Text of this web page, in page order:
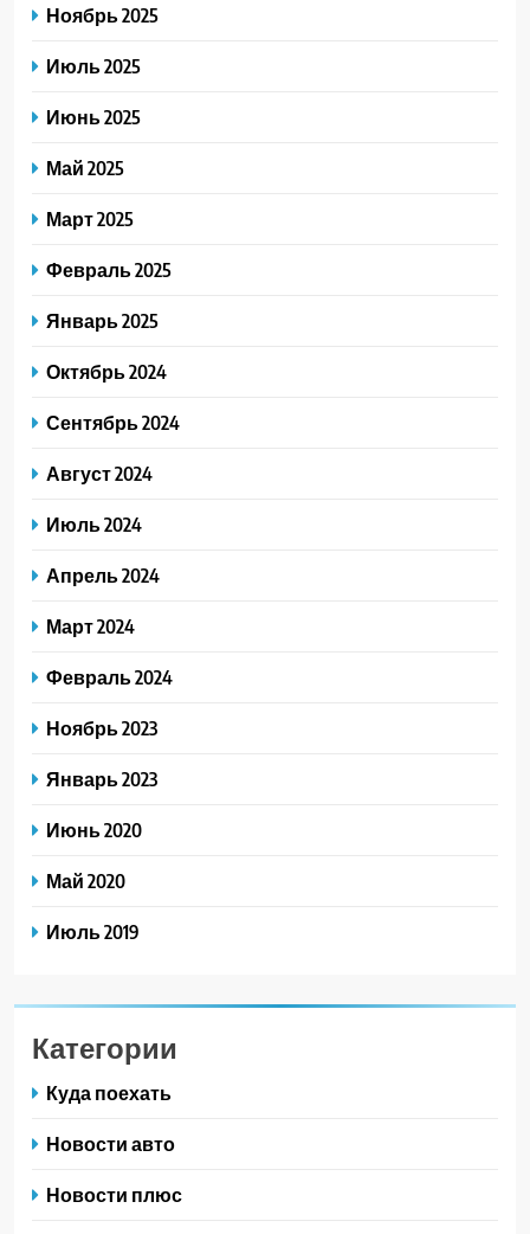
Ноябрь 2025
Июль 2025
Июнь 2025
Май 2025
Март 2025
Февраль 2025
Январь 2025
Октябрь 2024
Сентябрь 2024
Август 2024
Июль 2024
Апрель 2024
Март 2024
Февраль 2024
Ноябрь 2023
Январь 2023
Июнь 2020
Май 2020
Июль 2019
Категории
Куда поехать
Новости авто
Новости плюс